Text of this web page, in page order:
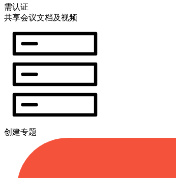
需认证
共享会议文档及视频
创建专题